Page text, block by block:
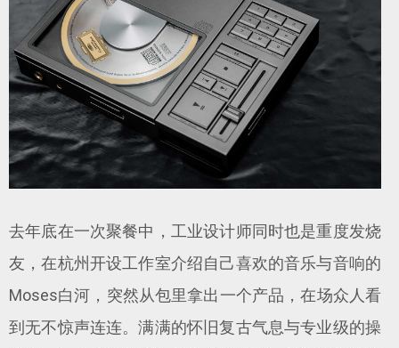
去年底在一次聚餐中，工业设计师同时也是重度发烧
友，在杭州开设工作室介绍自己喜欢的音乐与音响的
Moses白河，突然从包里拿出一个产品，在场众人看
到无不惊声连连。满满的怀旧复古气息与专业级的操